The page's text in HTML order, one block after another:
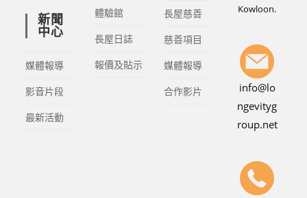
新聞
中心
媒體報導
影音片段
最新活動
體驗館
長屋日誌
報價及貼示
長屋慈善
慈善項目
媒體報導
合作影片
Kowloon.
info@lo
ngevityg
roup.net